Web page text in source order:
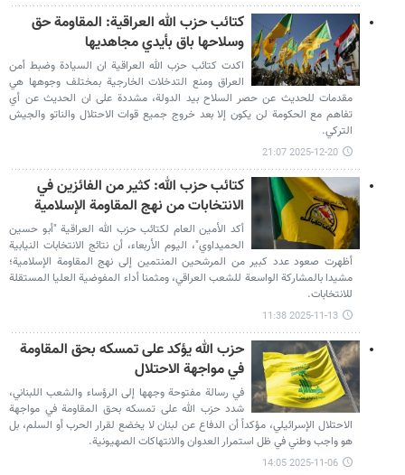
كتائب حزب الله العراقية: المقاومة حق
وسلاحها باق بأيدي مجاهديها
اكدت كتائب حزب الله العراقية ان السيادة وضبط أمن
العراق ومنع التدخلات الخارجية بمختلف وجوهها هي
مقدمات للحديث عن حصر السلاح بيد الدولة، مشددة على ان الحديث عن أي
تفاهم مع الحكومة لن يكون إلا بعد خروج جميع قوات الاحتلال والناتو والجيش
التركي.
2025-12-20 21:07
كتائب حزب الله: كثير من الفائزين في
الانتخابات من نهج المقاومة الإسلامية
أكد الأمين العام لكتائب حزب الله العراقية "أبو حسين
الحميداوي"، اليوم الأربعاء، أن نتائج الانتخابات النيابية
أظهرت صعود عدد كبير من المرشحين المنتمين إلى نهج المقاومة الإسلامية؛
مشيدا بالمشاركة الواسعة للشعب العراقي، ومثمنا أداء المفوضية العليا المستقلة
للانتخابات.
2025-11-13 11:38
حزب الله يؤكد على تمسكه بحق المقاومة
في مواجهة الاحتلال
في رسالة مفتوحة وجهها إلى الرؤساء والشعب اللبناني،
شدد حزب الله على تمسكه بحق المقاومة في مواجهة
الاحتلال الإسرائيلي، مؤكداً أن الدفاع عن لبنان لا يخضع لقرار الحرب أو السلم، بل
هو واجب وطني في ظل استمرار العدوان والانتهاكات الصهيونية.
2025-11-06 14:05